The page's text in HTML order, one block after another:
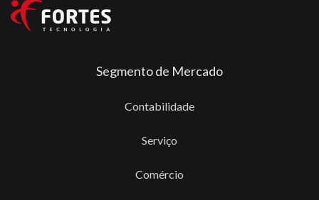
Segmento de Mercado
Contabilidade
Serviço
Comércio